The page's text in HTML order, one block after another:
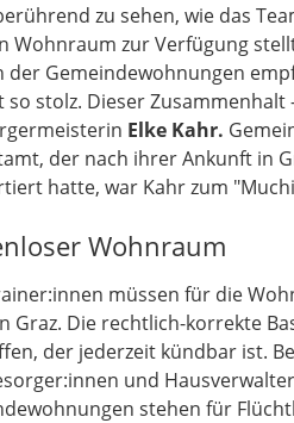
zu sehen, wie das
Wohnraum zur Verfügung
der Gemeindewohnungen
so stolz. Dieser
Elke Kahr.
der nach ihrer Ankunft in
hatte, war Kahr zum
Wohnraum
müssen für die
Graz. Die rechtlich-korrekte
der jederzeit kündbar ist.
und
stehen für